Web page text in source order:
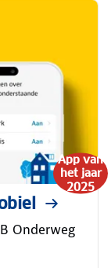
App van
het jaar
2025
Onderweg